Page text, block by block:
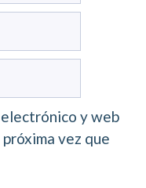
y web
vez que